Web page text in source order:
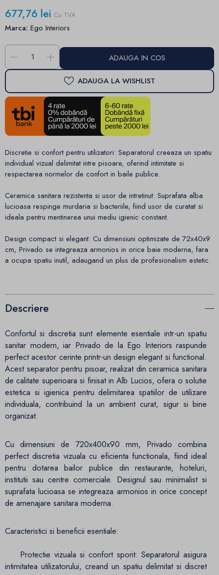
677,76 lei Cu TVA
Marca: Ego Interiors
- + ADAUGA IN COS
ADAUGA LA WISHLIST
Discretie si confort pentru utilizatori: Separatorul creeaza un spatiu
individual vizual delimitat intre pisoare, oferind intimitate si
respectarea normelor de confort in baile publice.
Ceramica sanitara rezistenta si usor de intretinut: Suprafata alba
lucioasa respinge murdaria si bacteriile, fiind usor de curatat si
ideala pentru mentinerea unui mediu igienic constant.
Design compact si elegant: Cu dimensiuni optimizate de 72x40x9
cm, Privado se integreaza armonios in orice baie moderna, fara
a ocupa spatiu inutil, adaugand un plus de profesionalism estetic.
Descriere
Confortul si discretia sunt elemente esentiale intr-un spatiu
sanitar modern, iar Privado de la Ego Interiors raspunde
perfect acestor cerinte printr-un design elegant si functional.
Acest separator pentru pisoar, realizat din ceramica sanitara
de calitate superioara si finisat in Alb Lucios, ofera o solutie
estetica si igienica pentru delimitarea spatiilor de utilizare
individuala, contribuind la un ambient curat, sigur si bine
organizat.
Cu dimensiuni de 720x400x90 mm, Privado combina
perfect discretia vizuala cu eficienta functionala, fiind ideal
pentru dotarea bailor publice din restaurante, hoteluri,
institutii sau centre comerciale. Designul sau minimalist si
suprafata lucioasa se integreaza armonios in orice concept
de amenajare sanitara moderna.
Caracteristici si beneficii esentiale:
Protectie vizuala si confort sporit: Separatorul asigura
intimitatea utilizatorului, creand un spatiu delimitat si discret